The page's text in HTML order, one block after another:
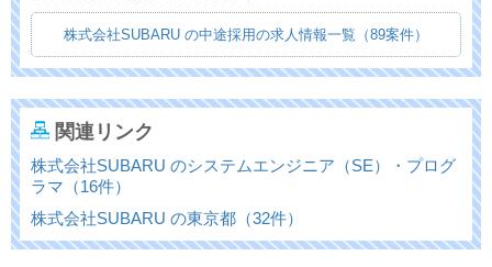
株式会社SUBARU の中途採用の求人情報一覧（89案件）
関連リンク
株式会社SUBARU のシステムエンジニア（SE）・プログ
ラマ（16件）
株式会社SUBARU の東京都（32件）